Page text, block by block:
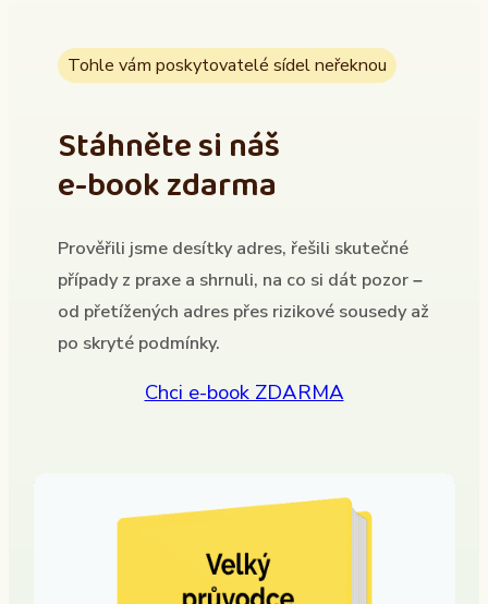
Tohle vám poskytovatelé sídel neřeknou
Stáhněte si náš
e-book zdarma
Prověřili jsme desítky adres, řešili skutečné
případy z praxe a shrnuli, na co si dát pozor –
od přetížených adres přes rizikové sousedy až
po skryté podmínky.
Chci e-book ZDARMA